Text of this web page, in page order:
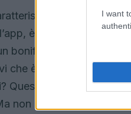
I want
che più
è possibile gestire
bonifico alla creazione
che è possibile persino
Questo è un grande
non è tutto: N26 offre